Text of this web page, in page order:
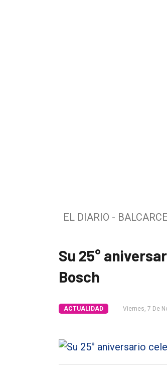
Tendencia
EL DIARIO - BALCARCE
Su 25°
Bosch
ACTUALIDAD Viernes, 7 De